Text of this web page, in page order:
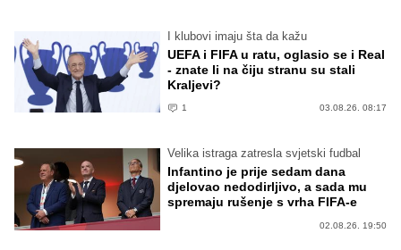
I klubovi imaju šta da kažu
UEFA i FIFA u ratu, oglasio se i Real
- znate li na čiju stranu su stali
Kraljevi?
1 03.08.26. 08:17
Velika istraga zatresla svjetski fudbal
Infantino je prije sedam dana
djelovao nedodirljivo, a sada mu
spremaju rušenje s vrha FIFA-e
02.08.26. 19:50